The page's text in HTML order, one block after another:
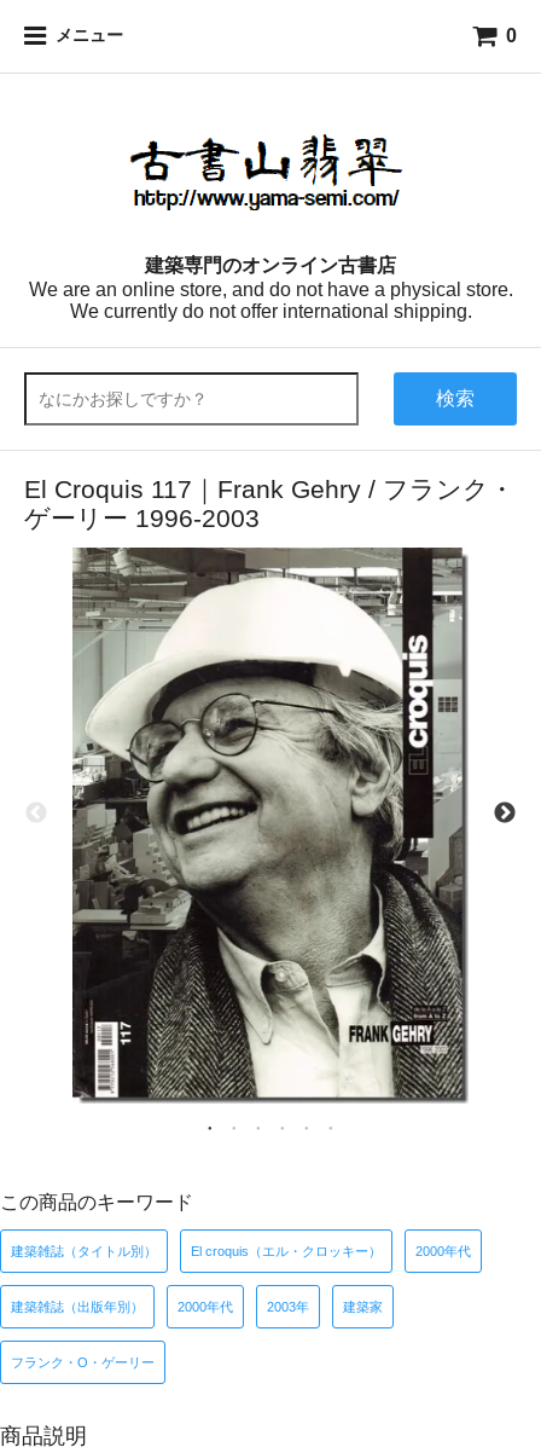
メニュー 0
建築専門のオンライン古書店
We are an online store, and do not have a physical store.
We currently do not offer international shipping.
検索
El Croquis 117｜Frank Gehry / フランク・
ゲーリー 1996-2003
この商品のキーワード
建築雑誌（タイトル別） El croquis（エル・クロッキー） 2000年代
建築雑誌（出版年別） 2000年代 2003年 建築家
フランク・O・ゲーリー
商品説明